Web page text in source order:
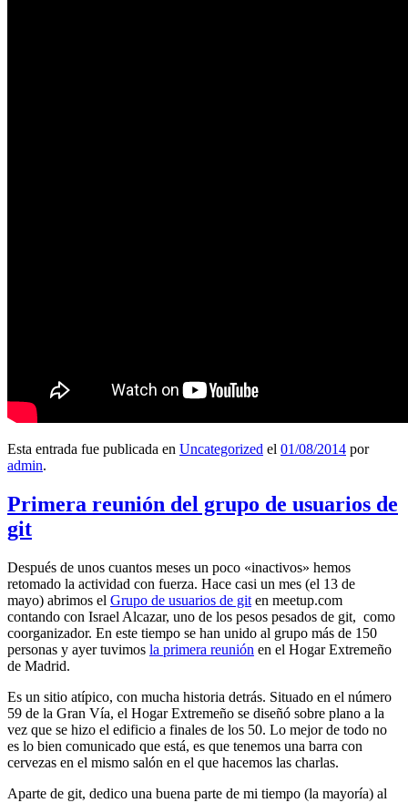
Esta entrada fue publicada en Uncategorized el 01/08/2014 por
admin.
Primera reunión del grupo de usuarios de
git
Después de unos cuantos meses un poco «inactivos» hemos
retomado la actividad con fuerza. Hace casi un mes (el 13 de
mayo) abrimos el Grupo de usuarios de git en meetup.com
contando con Israel Alcazar, uno de los pesos pesados de git, como
coorganizador. En este tiempo se han unido al grupo más de 150
personas y ayer tuvimos la primera reunión en el Hogar Extremeño
de Madrid.
Es un sitio atípico, con mucha historia detrás. Situado en el número
59 de la Gran Vía, el Hogar Extremeño se diseñó sobre plano a la
vez que se hizo el edificio a finales de los 50. Lo mejor de todo no
es lo bien comunicado que está, es que tenemos una barra con
cervezas en el mismo salón en el que hacemos las charlas.
Aparte de git, dedico una buena parte de mi tiempo (la mayoría) al